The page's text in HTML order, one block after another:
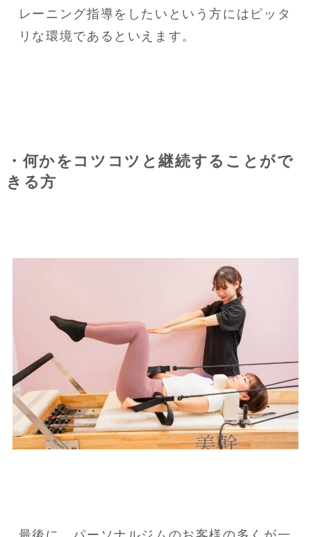
レーニング指導をしたいという方にはピッタ
リな環境であるといえます。
・何かをコツコツと継続することがで
きる方